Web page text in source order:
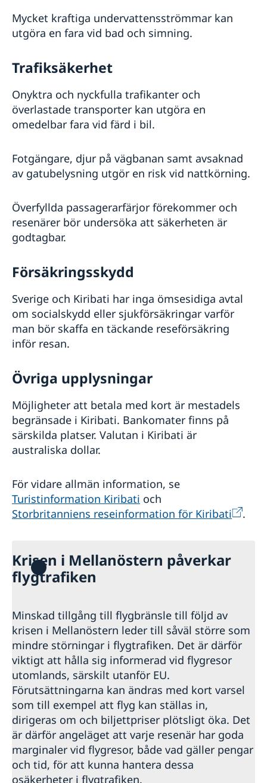
Mycket kraftiga undervattensströmmar kan
utgöra en fara vid bad och simning.
Trafiksäkerhet
Onyktra och nyckfulla trafikanter och
överlastade transporter kan utgöra en
omedelbar fara vid färd i bil.
Fotgängare, djur på vägbanan samt avsaknad
av gatubelysning utgör en risk vid nattkörning.
Överfyllda passagerarfärjor förekommer och
resenärer bör undersöka att säkerheten är
godtagbar.
Försäkringsskydd
Sverige och Kiribati har inga ömsesidiga avtal
om socialskydd eller sjukförsäkringar varför
man bör skaffa en täckande reseförsäkring
inför resan.
Övriga upplysningar
Möjligheter att betala med kort är mestadels
begränsade i Kiribati. Bankomater finns på
särskilda platser. Valutan i Kiribati är
australiska dollar.
För vidare allmän information, se
Turistinformation Kiribati och
Storbritanniens reseinformation för Kiribati
.
Krisen i Mellanöstern påverkar
flygtrafiken
Minskad tillgång till flygbränsle till följd av
krisen i Mellanöstern leder till såväl större som
mindre störningar i flygtrafiken. Det är därför
viktigt att hålla sig informerad vid flygresor
utomlands, särskilt utanför EU.
Förutsättningarna kan ändras med kort varsel
som till exempel att flyg kan ställas in,
dirigeras om och biljettpriser plötsligt öka. Det
är därför angeläget att varje resenär har goda
marginaler vid flygresor, både vad gäller pengar
och tid, för att kunna hantera dessa
osäkerheter i flygtrafiken.